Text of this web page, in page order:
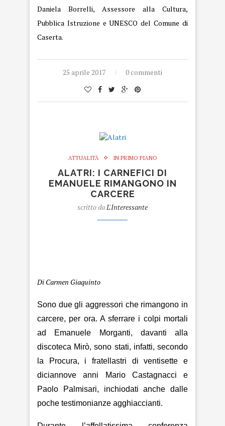
Daniela Borrelli, Assessore alla Cultura,
Pubblica Istruzione e UNESCO del Comune di
Caserta.
25 aprile 2017 0 commenti
ATTUALITÀ IN PRIMO PIANO
ALATRI: I CARNEFICI DI
EMANUELE RIMANGONO IN
CARCERE
scritto da L'Interessante
Di Carmen Giaquinto
Sono due gli aggressori che rimangono in
carcere, per ora. A sferrare i colpi mortali
ad Emanuele Morganti, davanti alla
discoteca Mirò, sono stati, infatti, secondo
la Procura, i fratellastri di ventisette e
diciannove anni Mario Castagnacci e
Paolo Palmisari, inchiodati anche dalle
poche testimonianze agghiaccianti.